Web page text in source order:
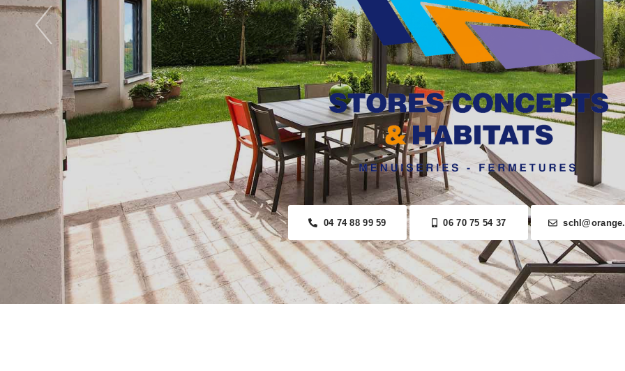
04 74 88 99 59 06 70 75 54 37